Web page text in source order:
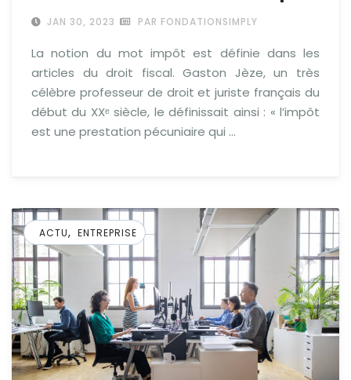
JAN 30, 2023 PAR FONDATIONSIMPLY
La notion du mot impôt est définie dans les
articles du droit fiscal. Gaston Jèze, un très
célèbre professeur de droit et juriste français du
début du XXᵉ siècle, le définissait ainsi : « l’impôt
est une prestation pécuniaire qui …
ACTU, ENTREPRISE